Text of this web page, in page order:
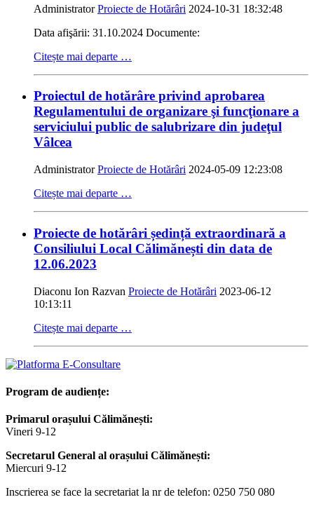
AdministratorProiecte de Hotărâri 2024-10-31 18:32:48
Data afişării: 31.10.2024 Documente:
Citește mai departe …
Proiectul de hotărâre privind aprobarea
Regulamentului de organizare şi funcţionare a
serviciului public de salubrizare din judeţul
Vâlcea
AdministratorProiecte de Hotărâri 2024-05-09 12:23:08
Citește mai departe …
Proiecte de hotărâri ședință extraordinară a
Consiliului Local Călimănești din data de
12.06.2023
Diaconu Ion Razvan Proiecte de Hotărâri 2023-06-12
10:13:11
Citește mai departe …
Program de audiențe:
Primarul orașului Călimănești:
Vineri 9-12
Secretarul General al orașului Călimănești:
Miercuri 9-12
Inscrierea se face la secretariat la nr de telefon: 0250 750 080